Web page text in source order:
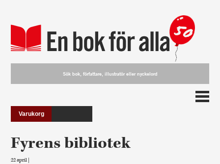
Varukorg
Fyrens bibliotek
22 april |